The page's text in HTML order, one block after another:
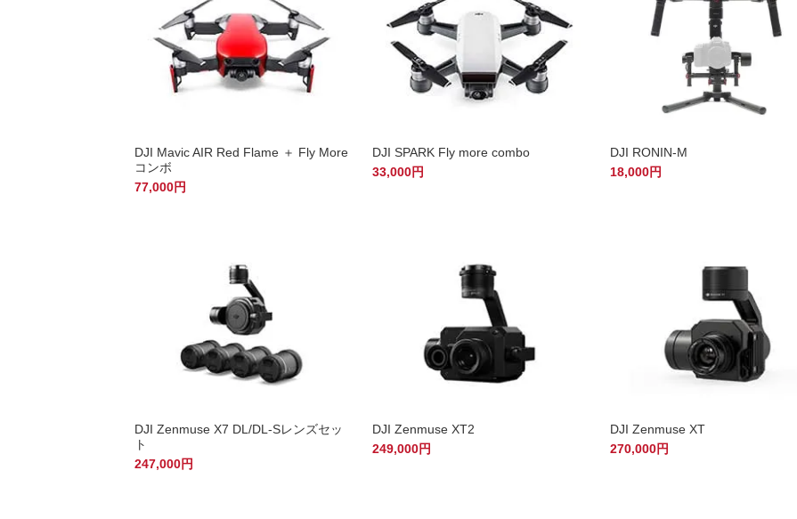
DJI Mavic AIR Red Flame ＋ Fly More
コンボ
77,000円
DJI SPARK Fly more combo
33,000円
DJI RONIN-M
18,000円
DJI Zenmuse X7 DL/DL-Sレンズセッ
ト
247,000円
DJI Zenmuse XT2
249,000円
DJI Zenmuse XT
270,000円